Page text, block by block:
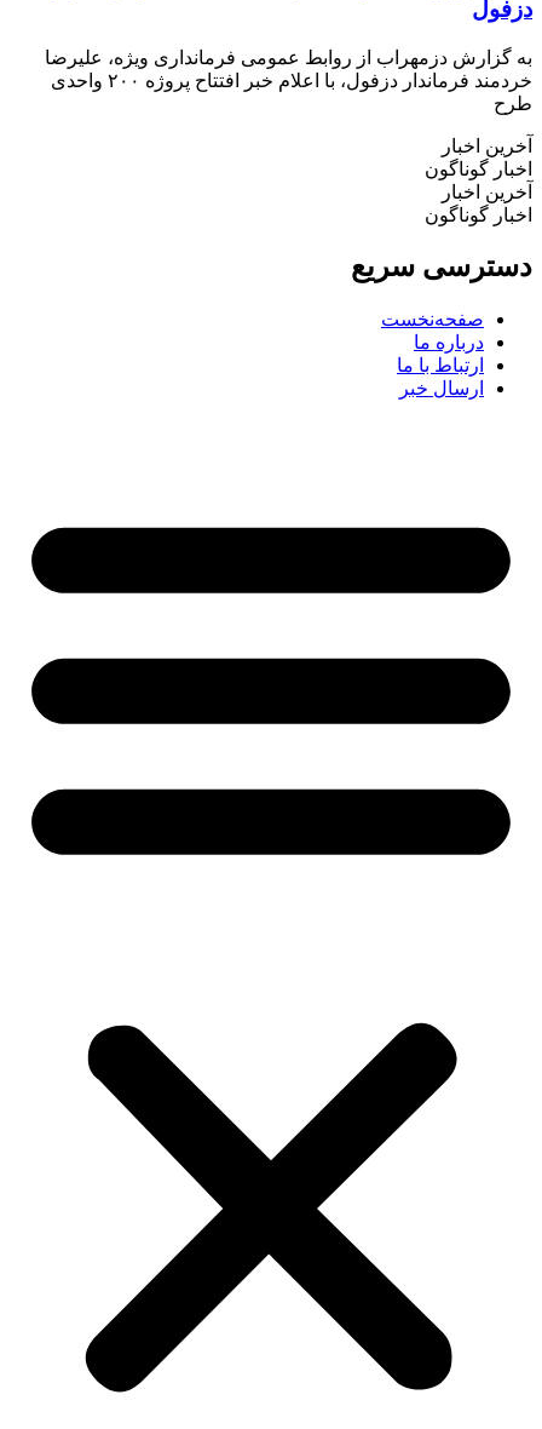
دزمهراب از روابط عمومی فرمانداری ویژه، علیرضا
خردمند فرماندار دزفول، با اعلام خبر افتتاح پروژه ۲۰۰ واحدی
اخبار
گوناگون
اخبار
گوناگون
سریع
صفحه‌نخست
درباره ما
ارتباط با ما
ارسال خبر